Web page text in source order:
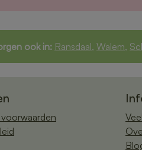
ook in: Ransdaal, Walem,